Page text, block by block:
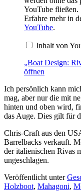
YouTube fließen.
Erfahre mehr in
YouTube.
Inhalt von
„Boat Design:
öffnen
Ich persönlich kann
mag, aber nur die mit
hinten und oben wird,
das Auge. Dies gilt für
Chris-Craft aus den
Barrelbacks verkauft.
der italienischen Rivas
ungeschlagen.
Veröffentlicht unter
Holzboot, Mahagoni,